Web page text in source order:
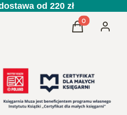
od 220 zł
Produkty w
Koszyk